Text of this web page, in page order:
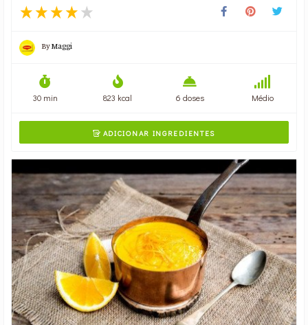
ByMaggi
30 min 823 kcal 6 doses Médio
ADICIONAR INGREDIENTES